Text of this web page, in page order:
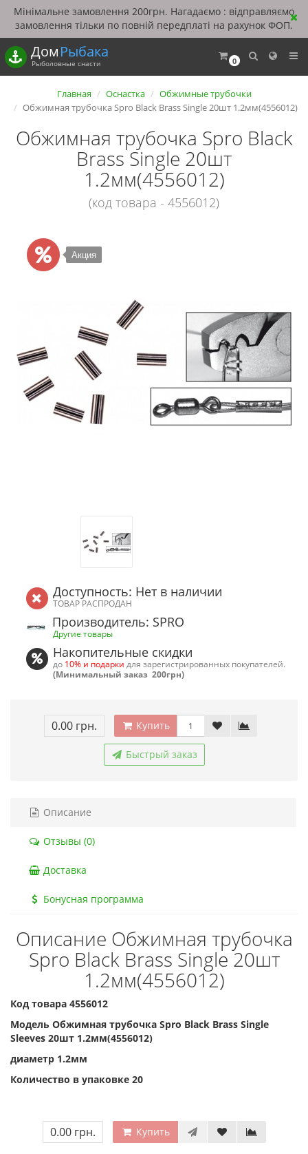
Мінімальне замовлення 200грн. Нагадаємо : відправляємо
замовлення тільки по повній передплаті на рахунок ФОП.
0
ДомРыбака
Рыболовные снасти
Главная Оснастка
Обжимные трубочки
Обжимная трубочка Spro Black Brass Single 20шт 1.2мм(4556012)
Обжимная трубочка Spro Black
Brass Single 20шт
1.2мм(4556012)
(код товара - 4556012)
Акция
Доступность: Нет в наличии
ТОВАР РАСПРОДАН
Производитель: SPRO
Другие товары
Накопительные скидки
до 10% и подарки для зарегистрированных покупателей.
(Минимальный заказ 200грн)
0.00 грн. Купить
Быстрый заказ
Описание
Отзывы (0)
Доставка
Бонусная программа
Описание Обжимная трубочка
Spro Black Brass Single 20шт
1.2мм(4556012)
Код товара 4556012
Модель Обжимная трубочка Spro Black Brass Single
Sleeves 20шт 1.2мм(4556012)
диаметр 1.2мм
Количество в упаковке 20
0.00 грн. Купить